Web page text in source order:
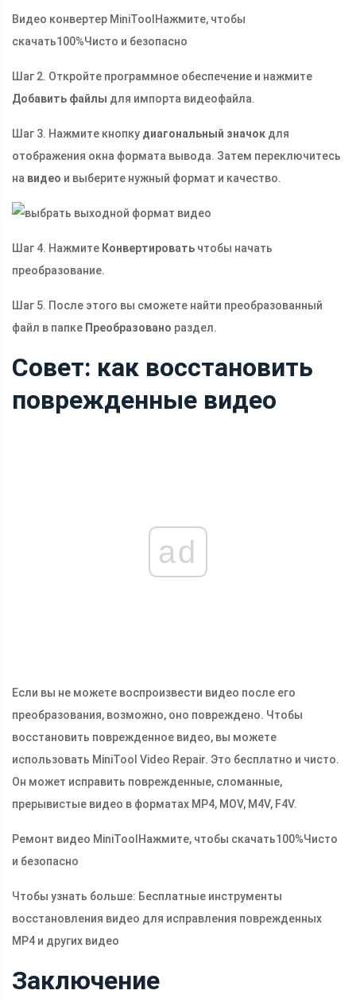
Видео конвертер MiniTool Нажмите, чтобы
скачать100%Чисто и безопасно
Шаг 2. Откройте программное обеспечение и нажмите
Добавить файлы для импорта видеофайла.
Шаг 3. Нажмите кнопку диагональный значок для
отображения окна формата вывода. Затем переключитесь
на видео и выберите нужный формат и качество.
Шаг 4. Нажмите Конвертировать чтобы начать
преобразование.
Шаг 5. После этого вы сможете найти преобразованный
файл в папке Преобразовано раздел.
Совет: как восстановить
поврежденные видео
ad
Если вы не можете воспроизвести видео после его
преобразования, возможно, оно повреждено. Чтобы
восстановить поврежденное видео, вы можете
использовать MiniTool Video Repair. Это бесплатно и чисто.
Он может исправить поврежденные, сломанные,
прерывистые видео в форматах MP4, MOV, M4V, F4V.
Ремонт видео MiniTool Нажмите, чтобы скачать100%Чисто
и безопасно
Чтобы узнать больше: Бесплатные инструменты
восстановления видео для исправления поврежденных
MP4 и других видео
Заключение